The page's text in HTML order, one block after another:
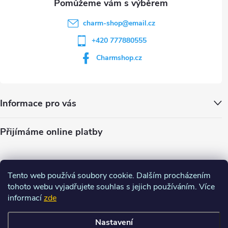
Tento web používá soubory cookie. Dalším procházením
tohoto webu vyjadřujete souhlas s jejich používáním. Více
informacízde
Nastavení
charm-shop@email.cz
+420 777880555
Charmshop.cz
Informace pro vás
Přijímáme online platby